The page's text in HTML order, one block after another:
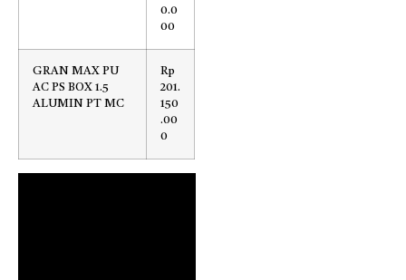
0.0
00
GRAN MAX PU
AC PS BOX 1.5
ALUMIN PT MC
Rp
201.
150
.00
0